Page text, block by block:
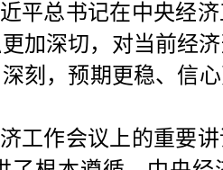
平总书记在中央经
加深切，对当前经
刻，预期更稳、信
工作会议上的重要